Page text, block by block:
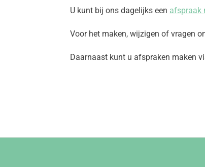
U kunt bij ons dagelijks een afspraak
Voor het maken, wijzigen of vragen
Daarnaast kunt u afspraken maken